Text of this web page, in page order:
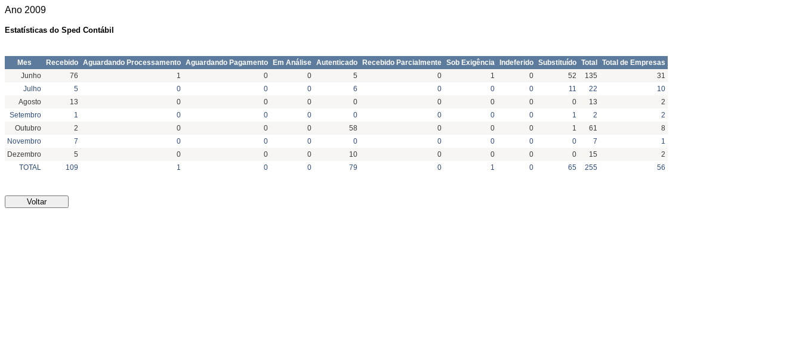
Ano 2009
Estatísticas do Sped Contábil
Mes Recebido Aguardando Processamento Aguardando Pagamento Em Análise Autenticado Recebido Parcialmente Sob Exigência Indeferido Substituído Total Total de Empresas
Junho
76 1 0 0 5 0 1 0 52 135
31
Julho
5 0 0 0 6 0 0 0 11 22
10
Agosto
13 0 0 0 0 0 0 0 0 13
2
Setembro
1 0 0 0 0 0 0 0 1 2
2
Outubro
2 0 0 0 58 0 0 0 1 61
8
Novembro
7 0 0 0 0 0 0 0 0 7
1
Dezembro
5 0 0 0 10 0 0 0 0 15
2
TOTAL
109 1 0 0 79 0 1 0 65 255 56